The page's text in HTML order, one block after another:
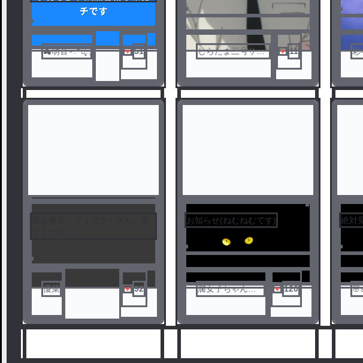
☁萌音⋆.*⃝̥◌̥ 51
1
しらたま三号サブ
11
2
彩
3
優菜 92
お知らせ(ねむねむです)
腐女子ちゃん😈
120
絶対